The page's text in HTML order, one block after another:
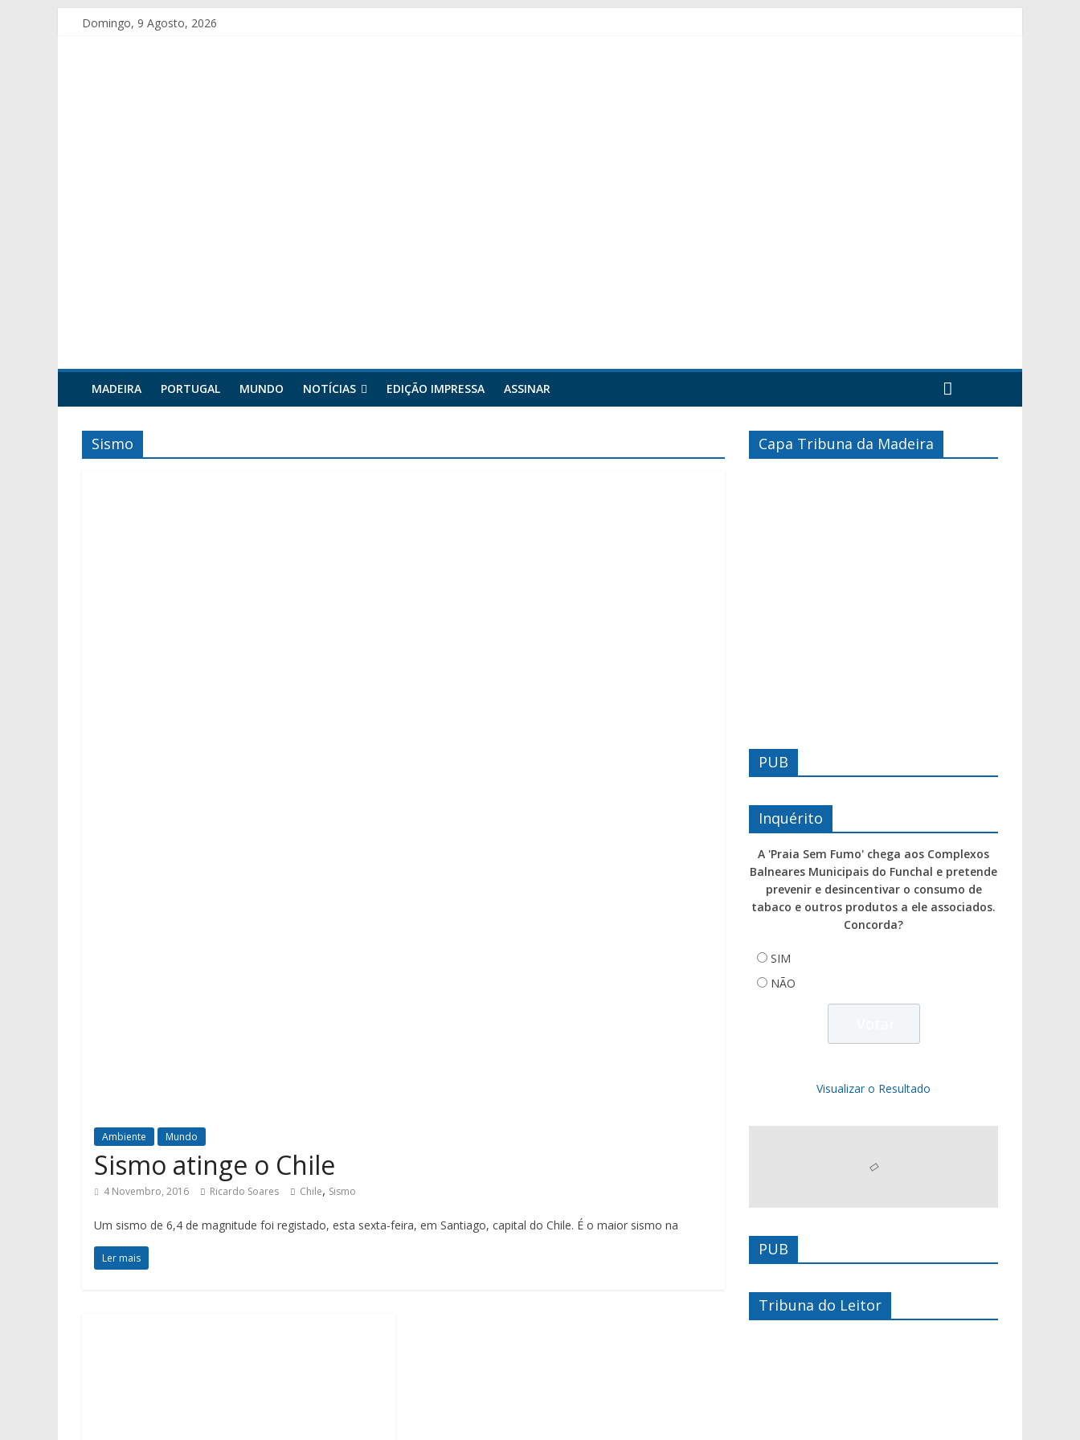
Domingo, 9 Agosto, 2026
MADEIRA PORTUGAL MUNDO NOTÍCIAS EDIÇÃO IMPRESSA ASSINAR
Sismo
Ambiente Mundo
Sismo atinge o Chile
4 Novembro, 2016 Ricardo Soares Chile, Sismo
Um sismo de 6,4 de magnitude foi registado, esta sexta-feira, em Santiago, capital do Chile. É o maior sismo na
Ler mais
Capa Tribuna da Madeira
PUB
Inquérito
A 'Praia Sem Fumo' chega aos Complexos
Balneares Municipais do Funchal e pretende
prevenir e desincentivar o consumo de
tabaco e outros produtos a ele associados.
Concorda?
SIM
NÃO
Visualizar o Resultado
PUB
Tribuna do Leitor